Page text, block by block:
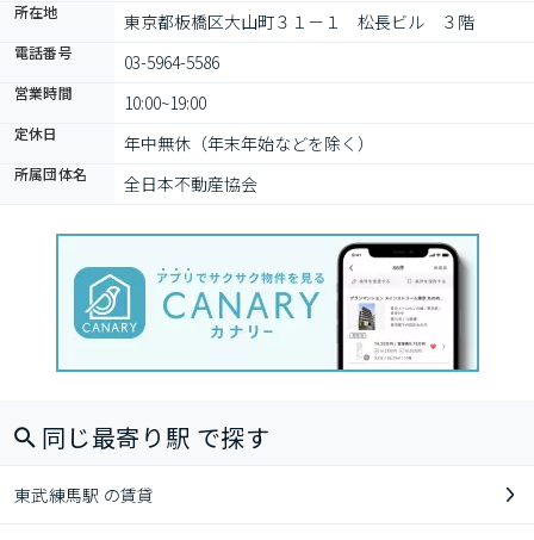
所在地 東京都板橋区大山町３１－１　松長ビル　３階
電話番号 03-5964-5586
営業時間 10:00~19:00
定休日 年中無休（年末年始などを除く）
所属団体名 全日本不動産協会
同じ最寄り駅 で探す
東武練馬駅 の賃貸